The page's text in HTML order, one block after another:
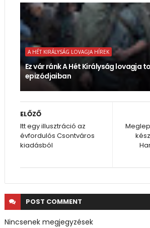
A HÉT KIRÁLYSÁG LOVAGJA HÍREK
Ez vár ránk A Hét Királyság lovagja
epizódjaiban
ELŐZŐ
Itt egy illusztráció az
évfordulós Csontváros
kiadásból
POST COMMENT
Nincsenek megjegyzések